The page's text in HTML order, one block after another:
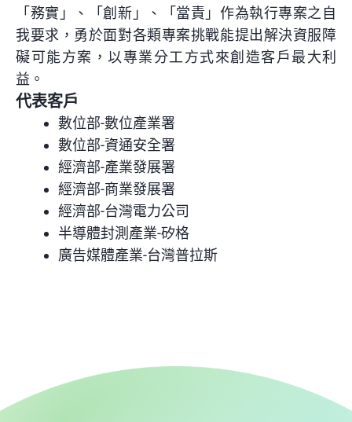
「務實」、「創新」、「當責」作為執行專案之自
我要求，勇於面對各類專案挑戰能提出解決資服障
礙可能方案，以專業分工方式來創造客戶最大利
益。
代表客戶
數位部-數位產業署
數位部-資通安全署
經濟部-產業發展署
經濟部-商業發展署
經濟部-台灣電力公司
半導體封測產業-矽格
廣告媒體產業-台灣普拉斯